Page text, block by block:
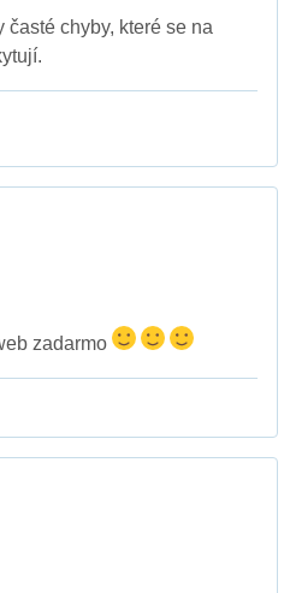
časté chyby, které se na
zadarmo